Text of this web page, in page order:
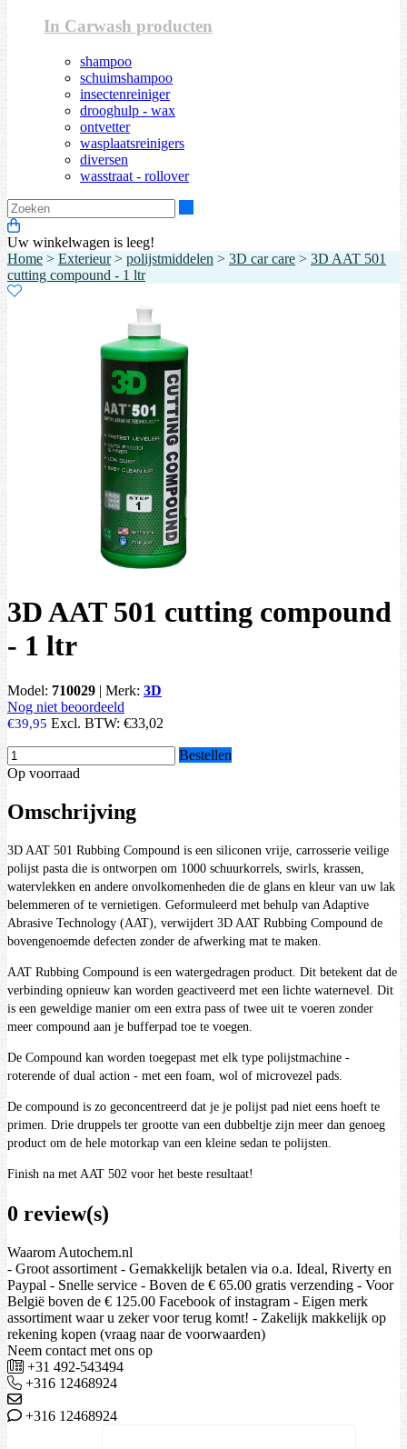
In Carwash producten
shampoo
schuimshampoo
insectenreiniger
drooghulp - wax
ontvetter
wasplaatsreinigers
diversen
wasstraat - rollover
Uw winkelwagen is leeg!
Home > Exterieur> polijstmiddelen > 3D car care > 3D AAT 501
cutting compound - 1 ltr
3D AAT 501 cutting compound
- 1 ltr
Model: 710029 | Merk: 3D
Nog niet beoordeeld
€39,95 Excl. BTW: €33,02
Bestellen
Op voorraad
Omschrijving
3D AAT 501 Rubbing Compound is een siliconen vrije, carrosserie veilige
polijst pasta die is ontworpen om 1000 schuurkorrels, swirls, krassen,
watervlekken en andere onvolkomenheden die de glans en kleur van uw lak
belemmeren of te vernietigen. Geformuleerd met behulp van Adaptive
Abrasive Technology (AAT), verwijdert 3D AAT Rubbing Compound de
bovengenoemde defecten zonder de afwerking mat te maken.
AAT Rubbing Compound is een watergedragen product. Dit betekent dat de
verbinding opnieuw kan worden geactiveerd met een lichte waternevel. Dit
is een geweldige manier om een extra pass of twee uit te voeren zonder
meer compound aan je bufferpad toe te voegen.
De Compound kan worden toegepast met elk type polijstmachine -
roterende of dual action - met een foam, wol of microvezel pads.
De compound is zo geconcentreerd dat je je polijst pad niet eens hoeft te
primen. Drie druppels ter grootte van een dubbeltje zijn meer dan genoeg
product om de hele motorkap van een kleine sedan te polijsten.
Finish na met AAT 502 voor het beste resultaat!
0 review(s)
Waarom Autochem.nl
- Groot assortiment - Gemakkelijk betalen via o.a. Ideal, Riverty en
Paypal - Snelle service - Boven de € 65.00 gratis verzending - Voor
België boven de € 125.00 Facebook of instagram - Eigen merk
assortiment waar u zeker voor terug komt! - Zakelijk makkelijk op
rekening kopen (vraag naar de voorwaarden)
Neem contact met ons op
+31 492-543494
+316 12468924
+316 12468924